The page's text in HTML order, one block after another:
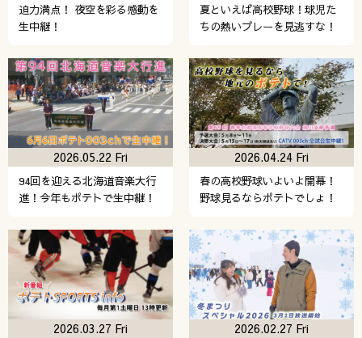
迫力満点！ 夜空を彩る感動を
生中継！
夏といえば高校野球！球児た
ちの熱いプレーを見逃すな！
94回を迎える北海道音楽大行
進！今年もポテトで生中継！
2026.05.22 Fri
春の高校野球いよいよ開幕！
野球見るならポテトでしょ！
2026.04.24 Fri
2026.03.27 Fri 2026.02.27 Fri